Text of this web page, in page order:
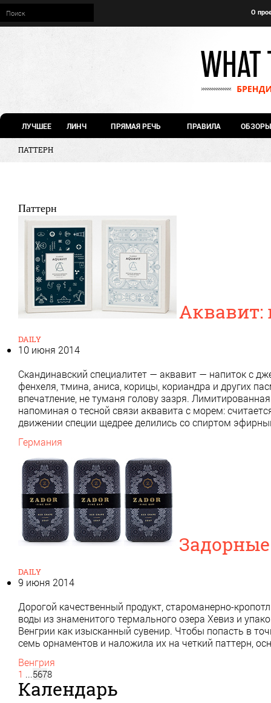
О
ЛУЧШЕЕ ЛИНЧ ПРЯМАЯ РЕЧЬ ПРАВИЛА ОБЗОРЫ
ПАТТЕРН
Паттерн
Аквавит:
DAILY
10 июня 2014
Скандинавский специалитет — аквавит — напиток с
фенхеля, тмина, аниса, корицы, кориандра и других
впечатление, не туманя голову зазря.
напоминая о тесной связи аквавита с морем:
движении специи щедрее делились со спиртом
Германия
DAILY
9 июня 2014
Дорогой качественный продукт, староманерно-
воды из знаменитого термального озера Хевиз и
Венгрии как изысканный сувенир. Чтобы попасть в
семь орнаментов и наложила их на четкий паттерн,
Венгрия
1 ...5678
Календарь